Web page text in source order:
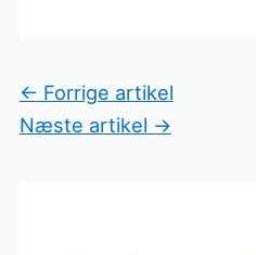
← Forrige artikel
Næste artikel →